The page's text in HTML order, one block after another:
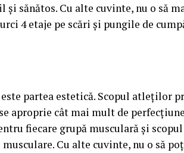
sănătos. Cu alte cuvinte, nu o să
4 etaje pe scări și pungile de
partea estetică. Scopul atleților
aproprie cât mai mult de
fiecare grupă musculară și
Cu alte cuvinte, nu o să